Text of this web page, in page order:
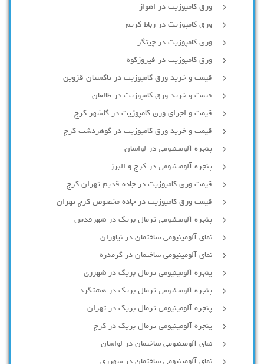
ورق کامپوزیت در اهواز
ورق کامپوزیت در رباط کریم
ورق کامپوزیت در چیتگر
ورق کامپوزیت در فیروزکوه
قیمت و خرید ورق کامپوزیت در تاکستان قزوین
قیمت و خرید ورق کامپوزیت در طالقان
قیمت و اجرای ورق کامپوزیت در گلشهر کرج
قیمت و خرید ورق کامپوزیت در گوهردشت کرج
پنجره آلومینیومی در لواسان
پنجره آلومینیومی در کرج و البرز
قیمت ورق کامپوزیت در جاده قدیم تهران کرج
قیمت ورق کامپوزیت در جاده مخصوص کرج تهران
پنجره آلومینیومی ترمال بریک در شهرقدس
نمای آلومینیومی ساختمان در نیاوران
نمای آلومینیومی ساختمان در گرمدره
پنجره آلومینیومی ترمال بریک در شهرری
پنجره آلومینیومی ترمال بریک در هشتگرد
پنجره آلومینیومی ترمال بریک در تهران
پنجره آلومینیومی ترمال بریک در کرج
نمای آلومینیومی ساختمان در لواسان
نمای آلومینیومی ساختمان در شهرری